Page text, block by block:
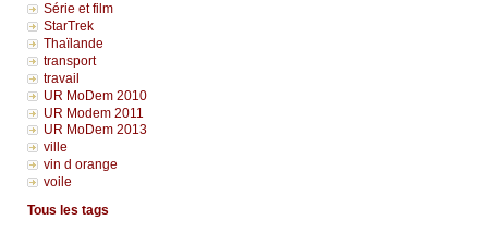
Série et film
StarTrek
Thaïlande
transport
travail
UR MoDem 2010
UR Modem 2011
UR MoDem 2013
ville
vin d orange
voile
Tous les tags